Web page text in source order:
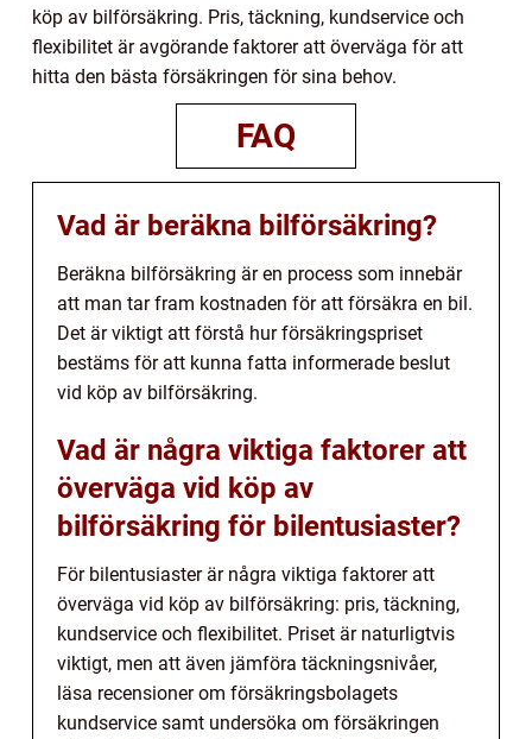
köp av bilförsäkring. Pris, täckning, kundservice och
flexibilitet är avgörande faktorer att överväga för att
hitta den bästa försäkringen för sina behov.
FAQ
Vad är beräkna bilförsäkring?
Beräkna bilförsäkring är en process som innebär
att man tar fram kostnaden för att försäkra en bil.
Det är viktigt att förstå hur försäkringspriset
bestäms för att kunna fatta informerade beslut
vid köp av bilförsäkring.
Vad är några viktiga faktorer att
överväga vid köp av
bilförsäkring för bilentusiaster?
För bilentusiaster är några viktiga faktorer att
överväga vid köp av bilförsäkring: pris, täckning,
kundservice och flexibilitet. Priset är naturligtvis
viktigt, men att även jämföra täckningsnivåer,
läsa recensioner om försäkringsbolagets
kundservice samt undersöka om försäkringen